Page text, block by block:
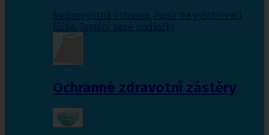
Nepropustná ochrana, Papír na vyšetřovací
lůžka, Textilní savé podložky
Ochranné zdravotní zástěry